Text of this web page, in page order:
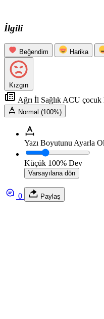
İlgili
Beğendim Harika
Kızgın
Ağrı İl Sağlık ACU
Normal (100%)
Yazı Boyutunu Ayarla
Küçük 100% Dev
Varsayılana dön
0 Paylaş